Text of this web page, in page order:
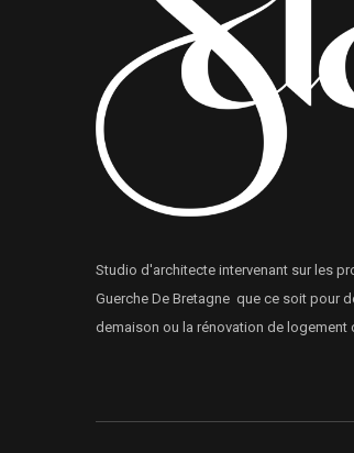
Studio d'architecte intervenant sur les
Guerche De Bretagne que ce soit pour
demaison ou la rénovation de logement